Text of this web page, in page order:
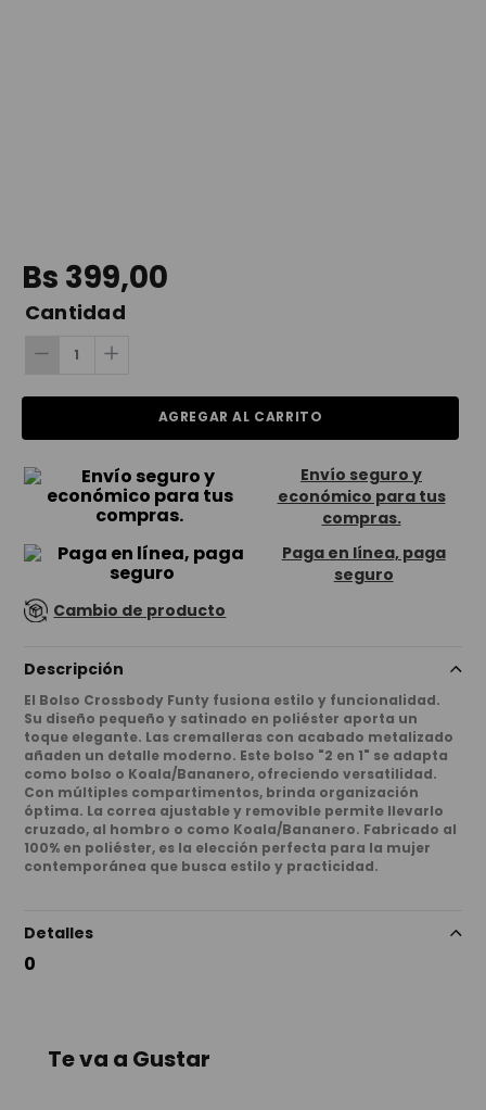
Bs 399,00
Cantidad
AGREGAR AL CARRITO
Envío seguro y
económico para tus
compras.
Paga en línea, paga
seguro
Cambio de producto
Descripción
El Bolso Crossbody Funty fusiona estilo y funcionalidad.
Su diseño pequeño y satinado en poliéster aporta un
toque elegante. Las cremalleras con acabado metalizado
añaden un detalle moderno. Este bolso "2 en 1" se adapta
como bolso o Koala/Bananero, ofreciendo versatilidad.
Con múltiples compartimentos, brinda organización
óptima. La correa ajustable y removible permite llevarlo
cruzado, al hombro o como Koala/Bananero. Fabricado al
100% en poliéster, es la elección perfecta para la mujer
contemporánea que busca estilo y practicidad.
Detalles
0
Te va a Gustar